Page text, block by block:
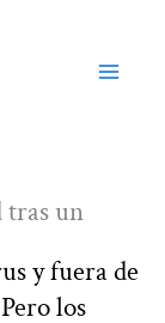
tras un
y fuera de
los